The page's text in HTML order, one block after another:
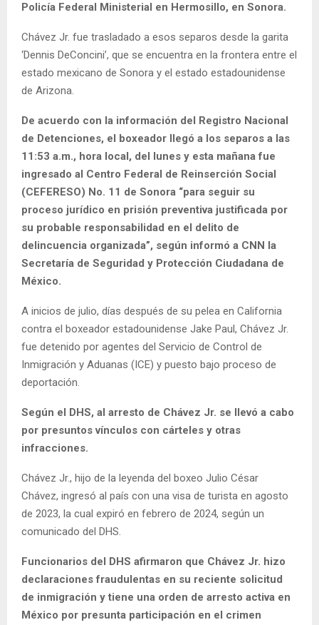
Policía Federal Ministerial en Hermosillo, en Sonora.
Chávez Jr. fue trasladado a esos separos desde la garita
‘Dennis DeConcini’, que se encuentra en la frontera entre el
estado mexicano de Sonora y el estado estadounidense
de Arizona.
De acuerdo con la información del Registro Nacional
de Detenciones, el boxeador llegó a los separos a las
11:53 a.m., hora local, del lunes y esta mañana fue
ingresado al Centro Federal de Reinserción Social
(CEFERESO) No. 11 de Sonora “para seguir su
proceso jurídico en prisión preventiva justificada por
su probable responsabilidad en el delito de
delincuencia organizada”, según informó a CNN la
Secretaría de Seguridad y Protección Ciudadana de
México.
A inicios de julio, días después de su pelea en California
contra el boxeador estadounidense Jake Paul, Chávez Jr.
fue detenido por agentes del Servicio de Control de
Inmigración y Aduanas (ICE) y puesto bajo proceso de
deportación.
Según el DHS, al arresto de Chávez Jr. se llevó a cabo
por presuntos vínculos con cárteles y otras
infracciones.
Chávez Jr., hijo de la leyenda del boxeo Julio César
Chávez, ingresó al país con una visa de turista en agosto
de 2023, la cual expiró en febrero de 2024, según un
comunicado del DHS.
Funcionarios del DHS afirmaron que Chávez Jr. hizo
declaraciones fraudulentas en su reciente solicitud
de inmigración y tiene una orden de arresto activa en
México por presunta participación en el crimen